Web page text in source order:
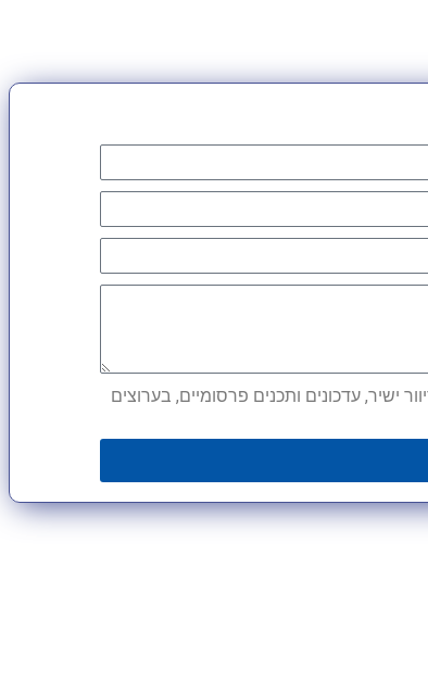
ישיר, עדכונים ותכנים פרסומיים, בערוצים